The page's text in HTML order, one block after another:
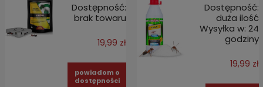
Dostępność:
brak towaru
19,99 zł
powiadom o
dostępności
Dostępność:
duża ilość
Wysyłka w: 24
godziny
19,99 zł